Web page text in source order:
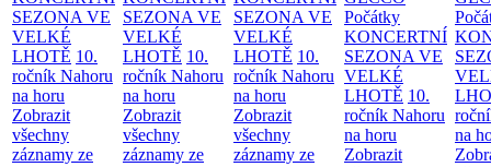
SEZONA VE
VELKÉ
LHOTĚ 10.
ročník Nahoru
na horu
Zobrazit
všechny
záznamy ze
SEZONA VE
VELKÉ
LHOTĚ 10.
ročník Nahoru
na horu
Zobrazit
všechny
záznamy ze
SEZONA VE
VELKÉ
LHOTĚ 10.
ročník Nahoru
na horu
Zobrazit
všechny
záznamy ze
Počátky
KONCERTNÍ
SEZONA VE
VELKÉ
LHOTĚ 10.
ročník Nahoru
na horu
Zobrazit
na